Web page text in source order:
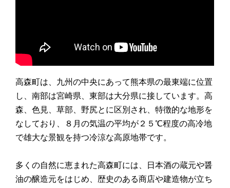
高森町は、九州の中央にあって熊本県の最東端に位置
し、南部は宮崎県、東部は大分県に接しています。高
森、色見、草部、野尻とに区別され、特徴的な地形を
なしており、８月の気温の平均が２５℃程度の高冷地
で雄大な景観を持つ冷涼な高原地帯です。
多くの自然に恵まれた高森町には、日本酒の蔵元や醤
油の醸造元をはじめ、歴史のある商店や建造物が立ち